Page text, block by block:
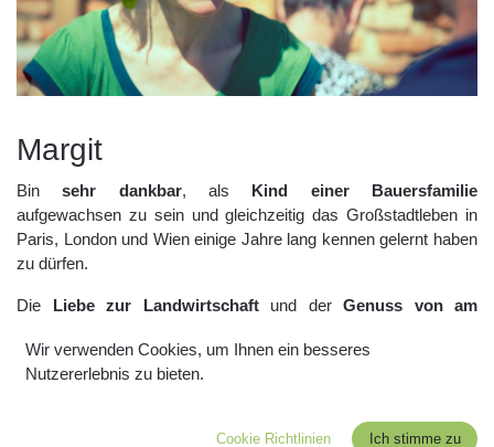
Margit
Binsehr dankbar, als Kind einer Bauersfamilie
aufgewachsen zu sein und gleichzeitig das Großstadtleben in
Paris, London und Wien einige Jahre lang kennen gelernt haben
zu dürfen.
Die Liebe zur Landwirtschaftund der Genuss von am
heute. Während meines Studiums der Agrarwirtschaft auf der
Universität für Bodenkultur wurde mir schnell klar, dass ich mich
kleinbäuerlich, handwerkliche
Wir verwenden Cookies, um Ihnen ein besseres
Nutzererlebnis zu bieten.
Cookie Richtlinien Ich stimme zu